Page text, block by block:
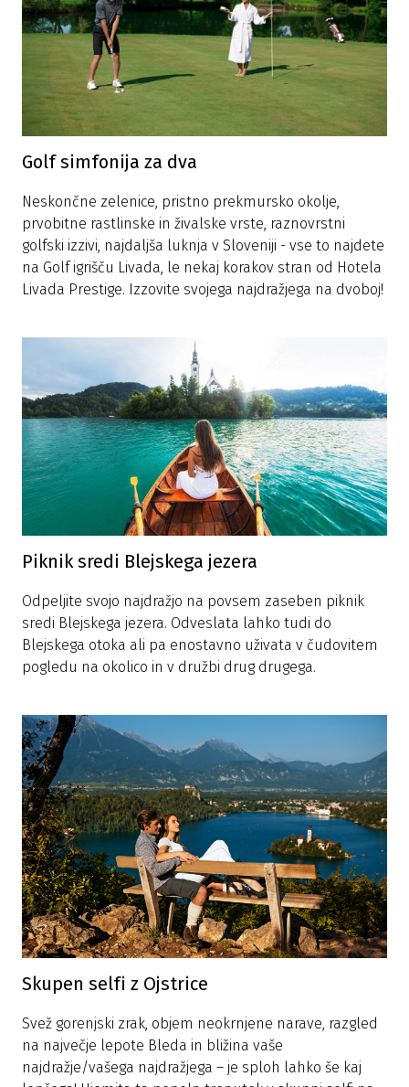
Golf simfonija za dva
Neskončne zelenice, pristno prekmursko okolje,
prvobitne rastlinske in živalske vrste, raznovrstni
golfski izzivi, najdaljša luknja v Sloveniji - vse to najdete
na Golf igrišču Livada, le nekaj korakov stran od Hotela
Livada Prestige. Izzovite svojega najdražjega na dvoboj!
Piknik sredi Blejskega jezera
Odpeljite svojo najdražjo na povsem zaseben piknik
sredi Blejskega jezera. Odveslata lahko tudi do
Blejskega otoka ali pa enostavno uživata v čudovitem
pogledu na okolico in v družbi drug drugega.
Skupen selfi z Ojstrice
Svež gorenjski zrak, objem neokrnjene narave, razgled
na največje lepote Bleda in bližina vaše
najdražje/vašega najdražjega – je sploh lahko še kaj